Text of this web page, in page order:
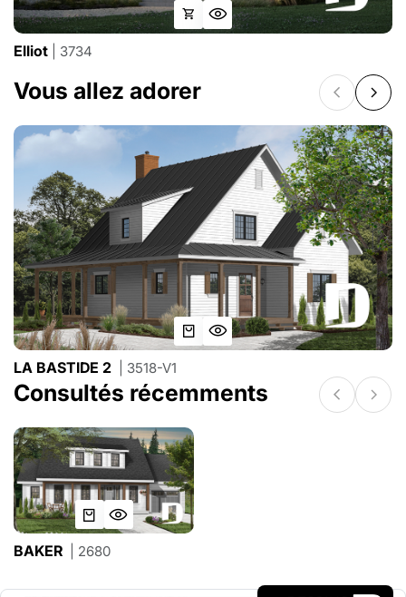
Elliot | 3734
Vous allez adorer
LA BASTIDE 2 | 3518-V1
Consultés récemments
BAKER | 2680